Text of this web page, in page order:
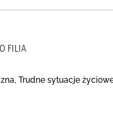
FILIA
Trudne sytuacje